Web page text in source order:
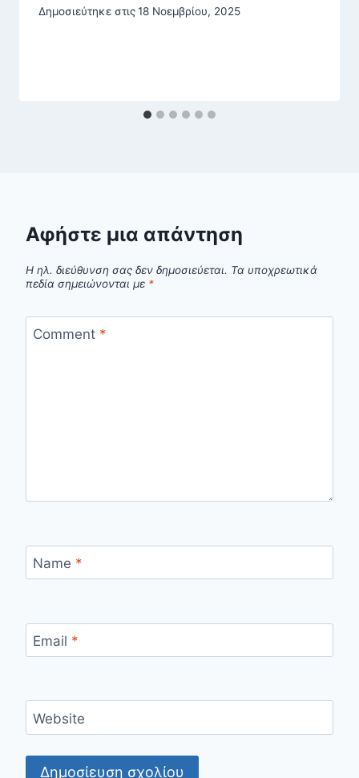
Δημοσιεύτηκε στις18 Νοεμβρίου, 2025
Αφήστε μια απάντηση
Η ηλ. διεύθυνση σας δεν δημοσιεύεται. Τα υποχρεωτικά
πεδία σημειώνονται με *
Comment *
Name *
Email *
Website